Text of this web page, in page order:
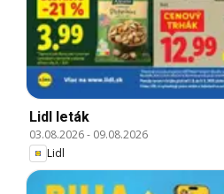
Lidl leták
03.08.2026- 09.08.2026
Lidl